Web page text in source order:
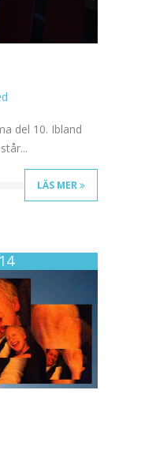
del 10. Ibland
LÄS MER